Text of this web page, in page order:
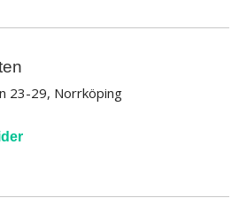
23-29, Norrköping